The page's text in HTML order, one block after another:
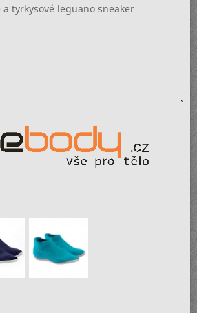
tyrkysové leguano sneaker